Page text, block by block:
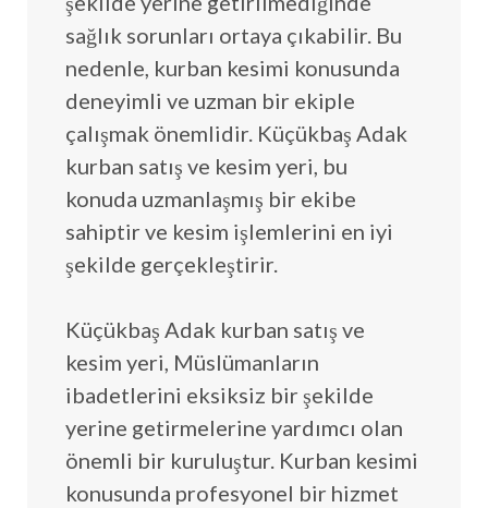
sağlık sorunları ortaya çıkabilir. Bu
nedenle, kurban kesimi konusunda
deneyimli ve uzman bir ekiple
çalışmak önemlidir. Küçükbaş Adak
kurban satış ve kesim yeri, bu
konuda uzmanlaşmış bir ekibe
sahiptir ve kesim işlemlerini en iyi
şekilde gerçekleştirir.
Küçükbaş Adak kurban satış ve
kesim yeri, Müslümanların
ibadetlerini eksiksiz bir şekilde
yerine getirmelerine yardımcı olan
önemli bir kuruluştur. Kurban kesimi
konusunda profesyonel bir hizmet